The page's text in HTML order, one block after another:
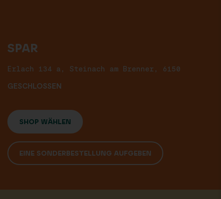
SPAR
Erlach 134 a, Steinach am Brenner, 6150
GESCHLOSSEN
SHOP WÄHLEN
EINE SONDERBESTELLUNG AUFGEBEN